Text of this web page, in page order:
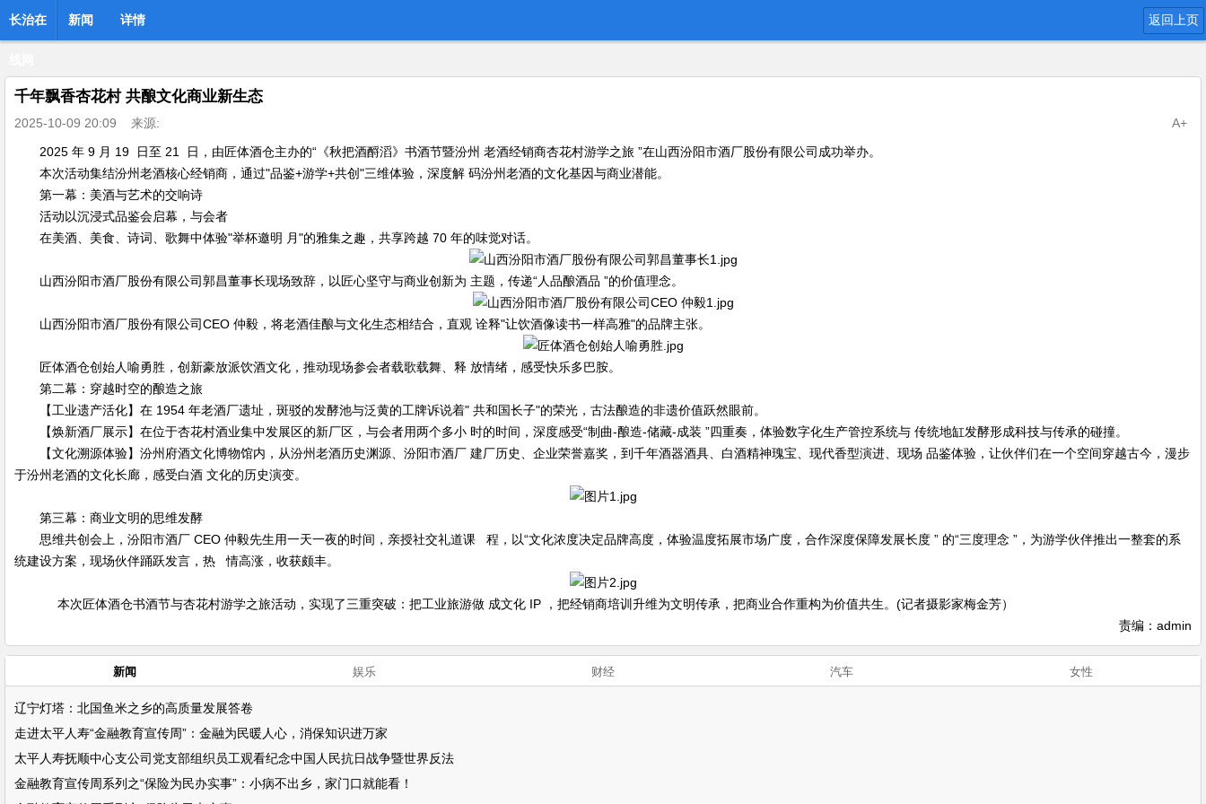
长治在 新闻 详情 返回上页
千年飘香杏花村 共酿文化商业新生态
2025-10-09 20:09 来源:
A+
2025 年 9 月 19 日至 21 日，由匠体酒仓主办的“《秋把酒酹滔》书酒节暨汾州 老酒经销商杏花村游学之旅 ”在山西汾阳市酒厂股份有限公司成功举办。
本次活动集结汾州老酒核心经销商，通过"品鉴+游学+共创"三维体验，深度解 码汾州老酒的文化基因与商业潜能。
第一幕：美酒与艺术的交响诗
活动以沉浸式品鉴会启幕，与会者
在美酒、美食、诗词、歌舞中体验"举杯邀明 月"的雅集之趣，共享跨越 70 年的味觉对话。
山西汾阳市酒厂股份有限公司郭昌董事长现场致辞，以匠心坚守与商业创新为 主题，传递“人品酿酒品 ”的价值理念。
山西汾阳市酒厂股份有限公司CEO 仲毅，将老酒佳酿与文化生态相结合，直观 诠释"让饮酒像读书一样高雅"的品牌主张。
匠体酒仓创始人喻勇胜，创新豪放派饮酒文化，推动现场参会者载歌载舞、释 放情绪，感受快乐多巴胺。
第二幕：穿越时空的酿造之旅
【工业遗产活化】在 1954 年老酒厂遗址，斑驳的发酵池与泛黄的工牌诉说着" 共和国长子"的荣光，古法酿造的非遗价值跃然眼前。
【焕新酒厂展示】在位于杏花村酒业集中发展区的新厂区，与会者用两个多小 时的时间，深度感受“制曲-酿造-储藏-成装 ”四重奏，体验数字化生产管控系统与 传统地缸发酵形成科技与传承的碰撞。
【文化溯源体验】汾州府酒文化博物馆内，从汾州老酒历史渊源、汾阳市酒厂 建厂历史、企业荣誉嘉奖，到千年酒器酒具、白酒精神瑰宝、现代香型演进、现场 品鉴体验，让伙伴们在一个空间穿越古今，漫步
于汾州老酒的文化长廊，感受白酒 文化的历史演变。
第三幕：商业文明的思维发酵
思维共创会上，汾阳市酒厂 CEO 仲毅先生用一天一夜的时间，亲授社交礼道课 程，以“文化浓度决定品牌高度，体验温度拓展市场广度，合作深度保障发展长度 ” 的“三度理念 ”，为游学伙伴推出一整套的系
统建设方案，现场伙伴踊跃发言，热 情高涨，收获颇丰。
本次匠体酒仓书酒节与杏花村游学之旅活动，实现了三重突破：把工业旅游做 成文化 IP ，把经销商培训升维为文明传承，把商业合作重构为价值共生。(记者摄影家梅金芳）
责编：admin
新闻 娱乐 财经 汽车 女性
辽宁灯塔：北国鱼米之乡的高质量发展答卷
走进太平人寿“金融教育宣传周”：金融为民暖人心，消保知识进万家
太平人寿抚顺中心支公司党支部组织员工观看纪念中国人民抗日战争暨世界反法
金融教育宣传周系列之“保险为民办实事”：小病不出乡，家门口就能看！